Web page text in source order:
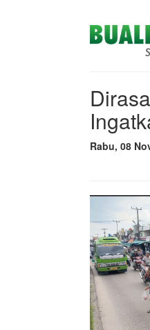
Rabu, 08